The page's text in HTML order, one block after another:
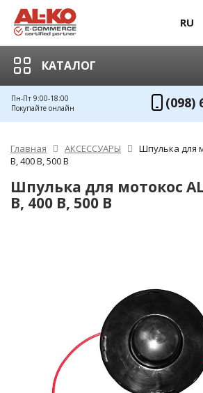
RU
КАТАЛОГ
Пн-Пт 9:00-18:00
Покупайте онлайн
(098)
Главная АКСЕССУАРЫ
Шпулька для
B, 400 B, 500 B
Шпулька для мотокос
B, 400 B, 500 B